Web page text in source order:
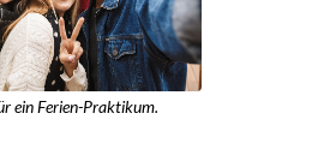
ein Ferien-Praktikum.